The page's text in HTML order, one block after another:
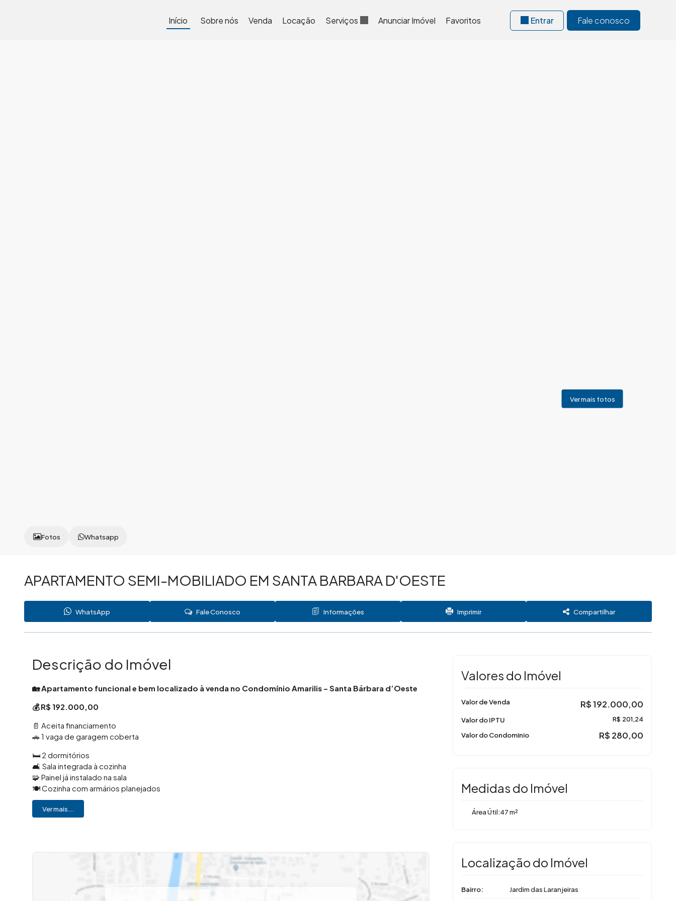
Fale conosco
Entrar
Favoritos
Anunciar Imóvel
Serviços
Locação
Venda
Sobre nós
Início
Fotos Whatsapp
APARTAMENTO SEMI-MOBILIADO EM SANTA BARBARA D'OESTE
WhatsApp Fale Conosco Informações Imprimir Compartilhar
Descrição do Imóvel
🏡 Apartamento funcional e bem localizado à venda no Condomínio Amarilis – Santa Bárbara d’Oeste
💰 R$ 192.000,00
📄 Aceita financiamento
🚗 1 vaga de garagem coberta
🛏️ 2 dormitórios
🛋️ Sala integrada à cozinha
🧩 Painel já instalado na sala
🍽️ Cozinha com armários planejados
❄️ 1 dormitório com ar-condicionado
🚿 Banheiro social
✨ Apartamento compacto e bem distribuído, ideal para quem busca praticidade, conforto e um espaço pronto
A área social integra sala e cozinha, criando um ambiente funcional e agradável para o dia a dia. O painel na sala
agrega praticidade e um toque moderno ao espaço.
Ver mais...
Valores do Imóvel
R$192.000,00
Valor de Venda
Valor do IPTU R$ 201,24
Valor do Condominio R$ 280,00
Medidas do Imóvel
Área Útil:47 m²
Localização do Imóvel
Bairro: Jardim das Laranjeiras